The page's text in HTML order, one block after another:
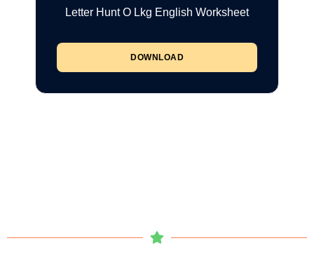
Letter Hunt O Lkg English Worksheet
DOWNLOAD